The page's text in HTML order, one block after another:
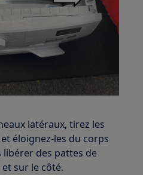
latéraux, tirez les
éloignez-les du corps
libérer des pattes de
sur le côté.